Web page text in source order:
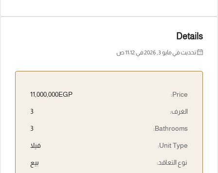
Details
تحديث في مايو 3, 2026 في 11:12 ص
Price:
11,000,000EGP
الغرف: 3
Bathrooms:
3
Unit Type: فيلا
نوع التعاقد: بيع